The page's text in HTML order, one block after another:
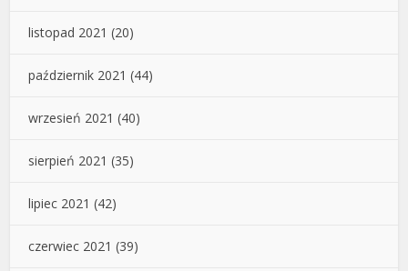
listopad 2021 (20)
październik 2021 (44)
wrzesień 2021 (40)
sierpień 2021 (35)
lipiec 2021 (42)
czerwiec 2021 (39)